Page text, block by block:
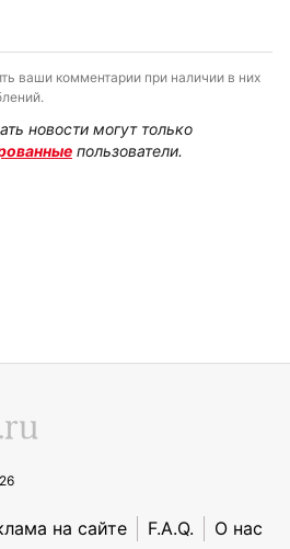
ваши комментарии при наличии в них
новости могут только
пользователи.
на сайте F.A.Q. О нас